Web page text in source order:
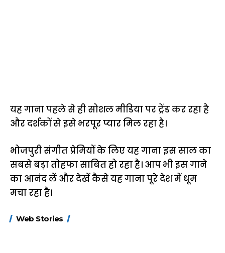
यह गाना पहले से ही सोशल मीडिया पर ट्रेंड कर रहा है
और दर्शकों से इसे भरपूर प्यार मिल रहा है।
भोजपुरी संगीत प्रेमियों के लिए यह गाना इस साल का
सबसे बड़ा तोहफा साबित हो रहा है। आप भी इस गाने
का आनंद लें और देखें कैसे यह गाना पूरे देश में धूम
मचा रहा है।
Web Stories
FASTag के ये नए